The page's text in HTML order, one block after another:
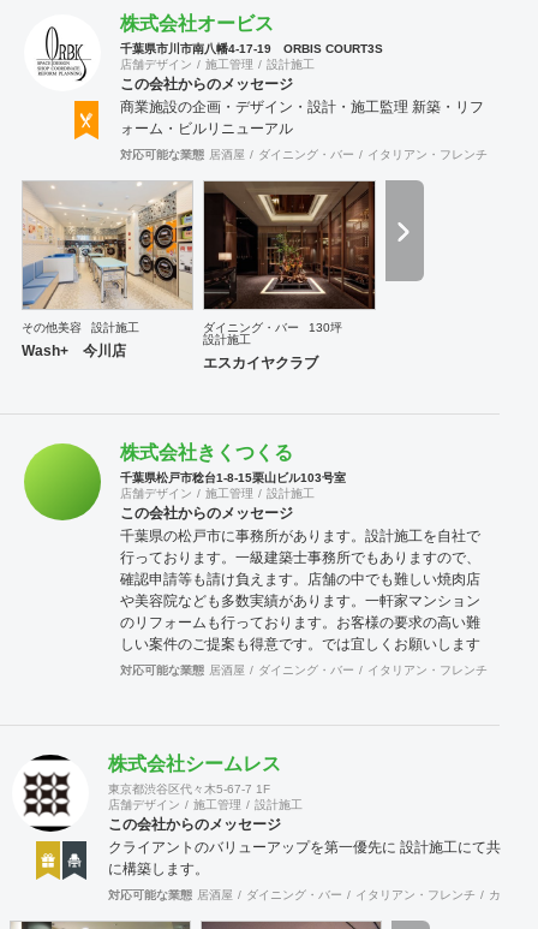
工店ではできない方法で、アレルギー・シックハウス症
候群・化学物質過敏症の方や健康な方にも良いとされ
る、化学物質は一切使わない施工方法で無添加資材を使
う工事なども対応できます。多様な形で取り組んでおり
ます。 経験豊富な営業、デザイナー、設計士、建築士
【1級】、現場監督がお客様をトータルサポート致しま
す。 作業現場では自社の職人がおりますので、柔軟性や
スピード感ある対応致します。 ＵＳＥＮやサカイ引越セ
ンターとの提携企業でございますので工事のみならず、
その他のご要望にもご対応させていただく事も可能で
す。 【特典・サービス有】チーパス・スマイル 協賛店
【受賞歴】 ・千葉市都市文化賞2020 カフェ新装工
事物件 受賞 ・掲載建築メディア 「アーキテクチャーフ
ォト」 Weekly Top Topics 特集作品 マンション
リノベーション工事物件 選出 ・『小さなベーカリー&
焼き菓子店のデザイン』単行本 全国で愛される１０
０軒 ベーカリー店舗新装工事物件 選出
株式会社オービス
千葉県市川市南八幡4-17-19 ORBIS COURT3S
店舗デザイン
施工管理 設計施工
この会社からのメッセージ
商業施設の企画・デザイン・設計・施工監理 新築・リフ
ォーム・ビルリニューアル
対応可能な業態 居酒屋 ダイニング・バー イタリアン・フレンチ
その他美容 設計施工
Wash+ 今川店
ダイニング・バー
130坪
設計施工
エスカイヤクラブ
株式会社きくつくる
千葉県松戸市稔台1-8-15栗山ビル103号室
店舗デザイン
施工管理 設計施工
この会社からのメッセージ
千葉県の松戸市に事務所があります。設計施工を自社で
行っております。一級建築士事務所でもありますので、
確認申請等も請け負えます。店舗の中でも難しい焼肉店
や美容院なども多数実績があります。一軒家マンション
のリフォームも行っております。お客様の要求の高い難
しい案件のご提案も得意です。では宜しくお願いします
対応可能な業態 居酒屋 ダイニング・バー イタリアン・フレンチ
株式会社シームレス
東京都渋谷区代々木5-67-7 1F
店舗デザイン
施工管理 設計施工
この会社からのメッセージ
クライアントのバリューアップを第一優先に 設計施工にて共
に構築します。
対応可能な業態 居酒屋 ダイニング・バー イタリアン・フレンチ カフェ